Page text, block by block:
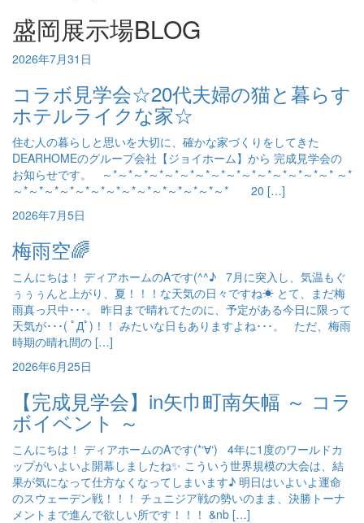
盛岡展示場BLOG
2026年7月31日
コラボ見学会☆20代夫婦の猫と暮らす
ホテルライクな家☆
住む人の暮らしと思いを大切に、確かな家づくりをしてきた
DEARHOMEのグループ会社【ジョイホーム】から 完成見学会の
お知らせです。 ～*～*～*～*～*～*～*～*～*～*～*～*～*～*～* ～*
～*～*～*～*～*～*～*～*～*～*～*～*～*～* 20 […]
2026年7月5日
梅雨空🌈
こんにちは！ ディアホームのAです(^^♪ 7月に突入し、気温もぐ
ぅぅぅんと上がり、夏！！！な天気の日々ですね☀ とて、まだ梅
雨真っ只中･･･。 昨日まで晴れてたのに、予定がある今日に限って
天気が･･･( ﾟДﾟ)！！ みたいな日もありますよね･･･。 ただ、梅雨
時期の晴れ間の […]
2026年6月25日
【完成見学会】in矢巾町南矢幅 ～ コラ
ボイベント ～
こんにちは！ ディアホームのAです(*‘∀‘) 4年に1度のワールドカ
ップがいよいよ開幕しましたね✨ こういう世界規模の大会は、結
果が気になって仕方なくなってしまいます♪ 明日はいよいよ運命
のスウェーデン戦！！！ チュニジア戦の勢いのまま、決勝トーナ
メントまで進んで欲しい所です！！！ &nb […]